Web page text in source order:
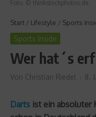
Foto: © thinkstockphotos.de
Start / Lifestyle / Sports
Sports Inside
Wer hat´s
Von Christian Riedel 8.
Darts ist ein absoluter